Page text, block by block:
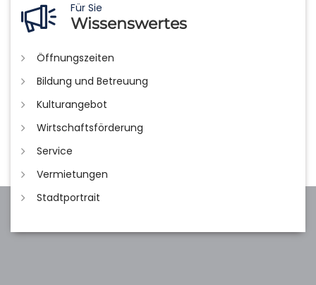
Für Sie
Wissenswertes
Öffnungszeiten
Bildung und Betreuung
Kulturangebot
Wirtschaftsförderung
Service
Vermietungen
Stadtportrait